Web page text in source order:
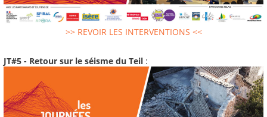
>> REVOIR LES INTERVENTIONS <<
JT#5 - Retour sur le séisme du Teil :